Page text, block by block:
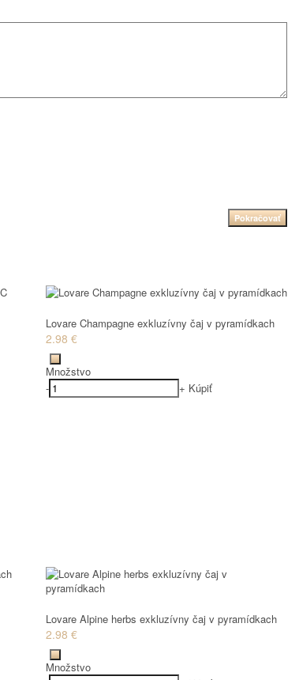
Pokračovať
Lovare Champagne exkluzívny čaj v pyramídkach
2.98 €
Množstvo
-
+ Kúpiť
Lovare Alpine herbs exkluzívny čaj v pyramídkach
2.98 €
Množstvo